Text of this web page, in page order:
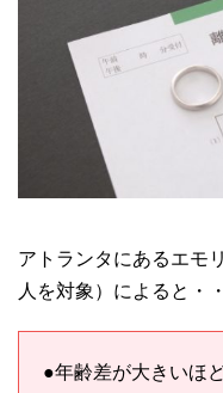
アトランタにあるエモ
人を対象）によると・
●年齢差が大きいほ